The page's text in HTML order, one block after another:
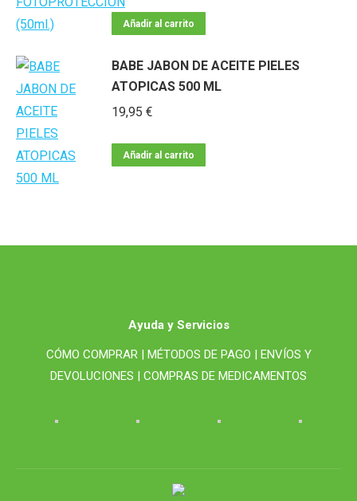
Añadir al carrito
BABE JABON DE ACEITE PIELES
ATOPICAS 500 ML
19,95 €
Añadir al carrito
Ayuda y Servicios
CÓMO COMPRAR | MÉTODOS DE PAGO | ENVÍOS Y
DEVOLUCIONES | COMPRAS DE MEDICAMENTOS